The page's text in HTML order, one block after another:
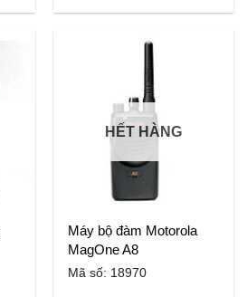
HẾT HÀNG
Máy bộ đàm Motorola
MagOne A8
Mã số: 18970